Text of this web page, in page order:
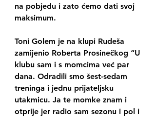
na pobjedu i zato ćemo dati svoj
maksimum.
Toni Golem je na klupi Rudeša
zamijenio Roberta Prosinečkog “U
klubu sam i s momcima već par
dana. Odradili smo šest-sedam
treninga i jednu prijateljsku
utakmicu. Ja te momke znam i
otprije jer radio sam sezonu i pol i